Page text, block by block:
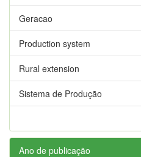
Geracao
Production system
Rural extension
Sistema de Produção
Ano de publicação